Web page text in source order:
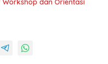
Workshop dan Orientasi